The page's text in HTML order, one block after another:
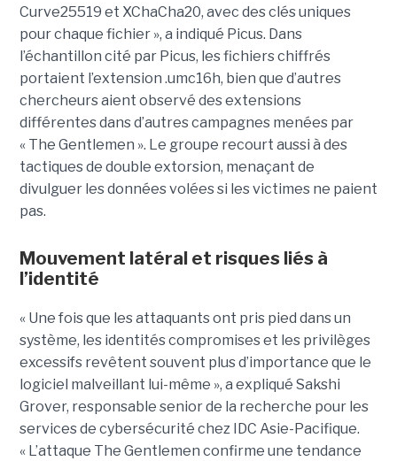
Curve25519 et XChaCha20, avec des clés uniques
pour chaque fichier », a indiqué Picus. Dans
l’échantillon cité par Picus, les fichiers chiffrés
portaient l’extension .umc16h, bien que d’autres
chercheurs aient observé des extensions
différentes dans d’autres campagnes menées par
« The Gentlemen ». Le groupe recourt aussi à des
tactiques de double extorsion, menaçant de
divulguer les données volées si les victimes ne paient
pas.
Mouvement latéral et risques liés à
l’identité
« Une fois que les attaquants ont pris pied dans un
système, les identités compromises et les privilèges
excessifs revêtent souvent plus d’importance que le
logiciel malveillant lui-même », a expliqué Sakshi
Grover, responsable senior de la recherche pour les
services de cybersécurité chez IDC Asie-Pacifique.
« L’attaque The Gentlemen confirme une tendance